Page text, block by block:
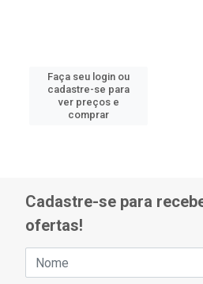
Faça seu login ou
cadastre-se para
ver preços e
comprar
Cadastre-se para
ofertas!